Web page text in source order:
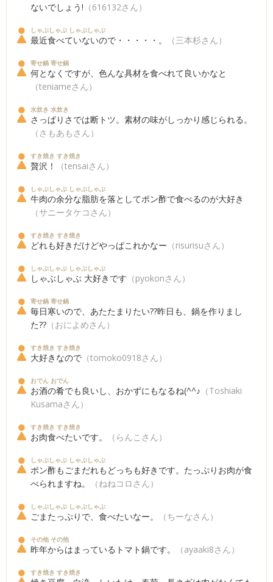
ないでしょう! （616132さん）
しゃぶしゃぶ しゃぶしゃぶ
最近食べていないので・・・・・。 （三本杉さん）
寄せ鍋 寄せ鍋
何となくですが、色んな具材を食べれて良いかなと
（teniameさん）
水炊き 水炊き
さっぱりさでは断トツ。素材の味がしっかり感じられる。
（さもあもさん）
すき焼き すき焼き
贅沢！ （tensaiさん）
しゃぶしゃぶ しゃぶしゃぶ
牛肉の余分な脂肪を落としてポン酢で食べるのが大好き
（サニータケコさん）
すき焼き すき焼き
どれも好きだけどやっぱこれかなー （risurisuさん）
しゃぶしゃぶ しゃぶしゃぶ
しゃぶしゃぶ 大好きです （pyokonさん）
寄せ鍋 寄せ鍋
毎日寒いので、あたたまりたい??昨日も、鍋を作りまし
た?? （おによめさん）
すき焼き すき焼き
大好きなので （tomoko0918さん）
おでん おでん
お酒の肴でも良いし、おかずにもなるね(^^♪ （Toshiaki
Kusamaさん）
すき焼き すき焼き
お肉食べたいです。 （らんこさん）
しゃぶしゃぶ しゃぶしゃぶ
ポン酢もごまだれもどっちも好きです。たっぷりお肉が食
べられますね。
（ねねコロさん）
しゃぶしゃぶ しゃぶしゃぶ
ごまたっぷりで、食べたいなー。 （ちーなさん）
その他 その他
昨年からはまっているトマト鍋です。 （ayaaki8さん）
すき焼き すき焼き